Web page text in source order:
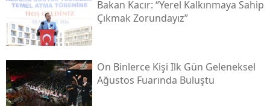
Bakan Kacır: “yerel Kalkınmaya Sahip
Çıkmak Zorundayız”
On Binlerce Kişi Ilk Gün Geleneksel
Ağustos Fuarında Buluştu